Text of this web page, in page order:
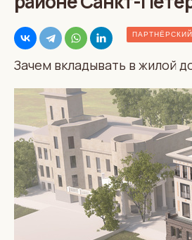
Зачем вкладывать в жилой